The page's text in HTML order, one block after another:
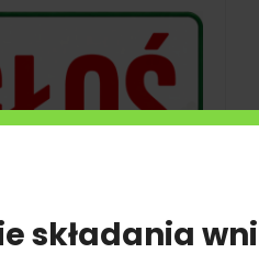
obowiązkowi rejestracji.